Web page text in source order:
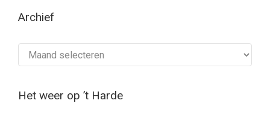
Archief
Het weer op ’t Harde